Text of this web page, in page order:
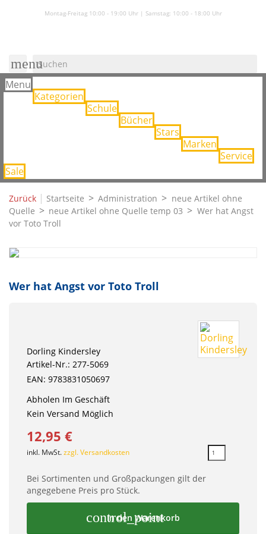
Montag-Freitag 10:00 - 19:00 Uhr | Samstag: 10:00 - 18:00 Uhr
menu
Menu
Kategorien
Schule
Bücher
Stars
Marken
Service
Sale
Zurück | Startseite Administration
neue Artikel ohne
Quelle
neue Artikel ohne Quelle temp 03
Wer hat Angst
vor Toto Troll
Wer hat Angst vor Toto Troll
Dorling Kindersley
Artikel-Nr.: 277-5069
EAN: 9783831050697
Abholen Im Geschäft
Kein Versand Möglich
12,95 €
inkl. MwSt.zzgl. Versandkosten
Bei Sortimenten und Großpackungen gilt der
angegebene Preis pro Stück.
control_point
In den Warenkorb